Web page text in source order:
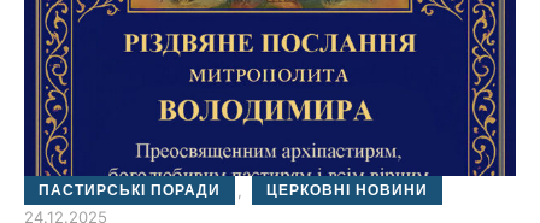
ПАСТИРСЬКІ ПОРАДИ ЦЕРКОВНІ НОВИНИ
24.12.2025